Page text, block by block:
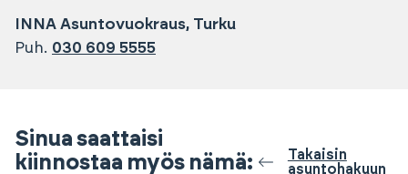
INNA Asuntovuokraus, Turku
Puh. 030 609 5555
Sinua saattaisi
kiinnostaa myös nämä:
Takaisin
asuntohakuun